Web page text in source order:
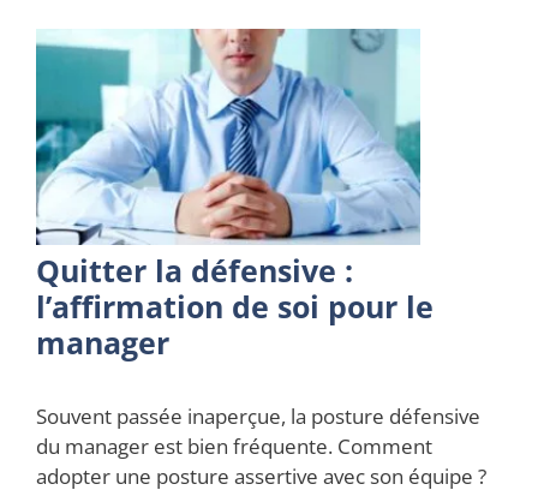
Quitter la défensive :
l’affirmation de soi pour le
manager
Souvent passée inaperçue, la posture défensive
du manager est bien fréquente. Comment
adopter une posture assertive avec son équipe ?